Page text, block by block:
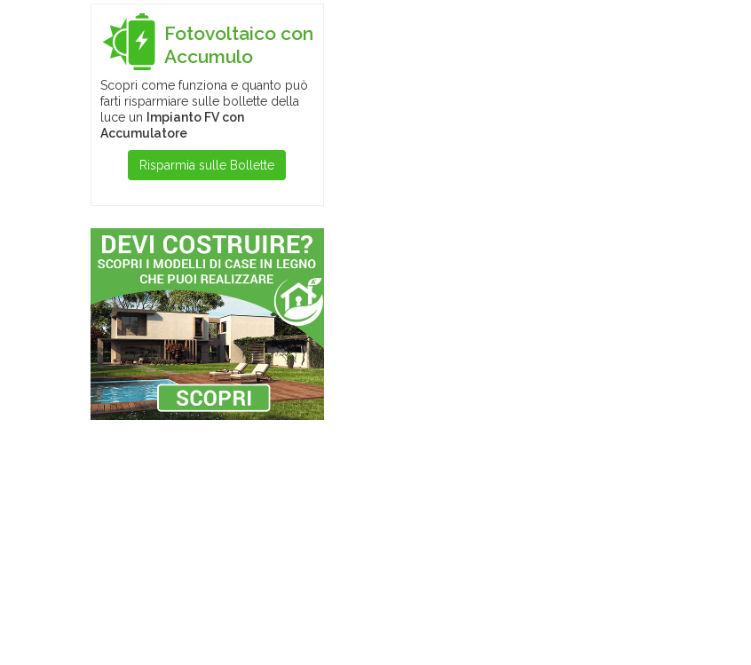
Fotovoltaico con
Accumulo
Scopri come funziona e quanto può
farti risparmiare sulle bollette della
luce un
Impianto FV con
Accumulatore
Risparmia sulle Bollette